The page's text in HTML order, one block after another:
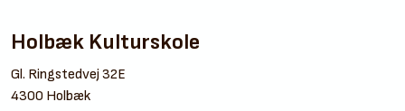
Holbæk Kulturskole
Gl. Ringstedvej 32E
4300 Holbæk